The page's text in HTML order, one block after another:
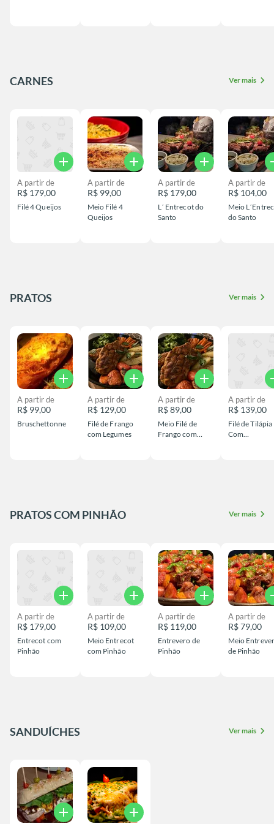
CARNES Ver mais chevron_right
Filé 4 Queijos
A partir de
R$ 179,00
add
Meio Filé 4
Queijos
A partir de
R$ 99,00
add
L´ Entrecot do
Santo
A partir de
R$ 179,00
add
Meio
do Santo
A partir de
R$ 104,00
PRATOS Ver mais chevron_right
Bruschettonne
A partir de
R$ 99,00
add
Filé de Frango
com Legumes
A partir de
R$ 129,00
add
Meio Filé de
Frango com
A partir de
R$ 89,00
add
Filé de Tilápia
Com
A partir de
R$ 139,00
PRATOS COM PINHÃO Ver mais chevron_right
Entrecot com
Pinhão
A partir de
R$ 179,00
add
Meio Entrecot
com Pinhão
A partir de
R$ 109,00
add
Entrevero de
Pinhão
A partir de
R$ 119,00
add
Meio
de Pinhão
A partir de
R$ 79,00
SANDUÍCHES Ver mais chevron_right
add add